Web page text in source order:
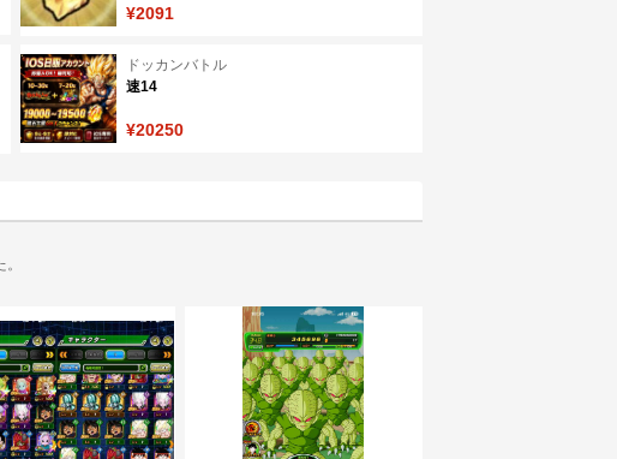
¥2091
ドッカンバトル
速14
¥20250